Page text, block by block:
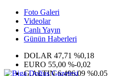
Foto Galeri
Videolar
Canlı Yayın
Günün Haberleri
DOLAR 47,71 %0,18
EURO 55,00 %-0,02
G.ALTIN6.496,09 %0,05